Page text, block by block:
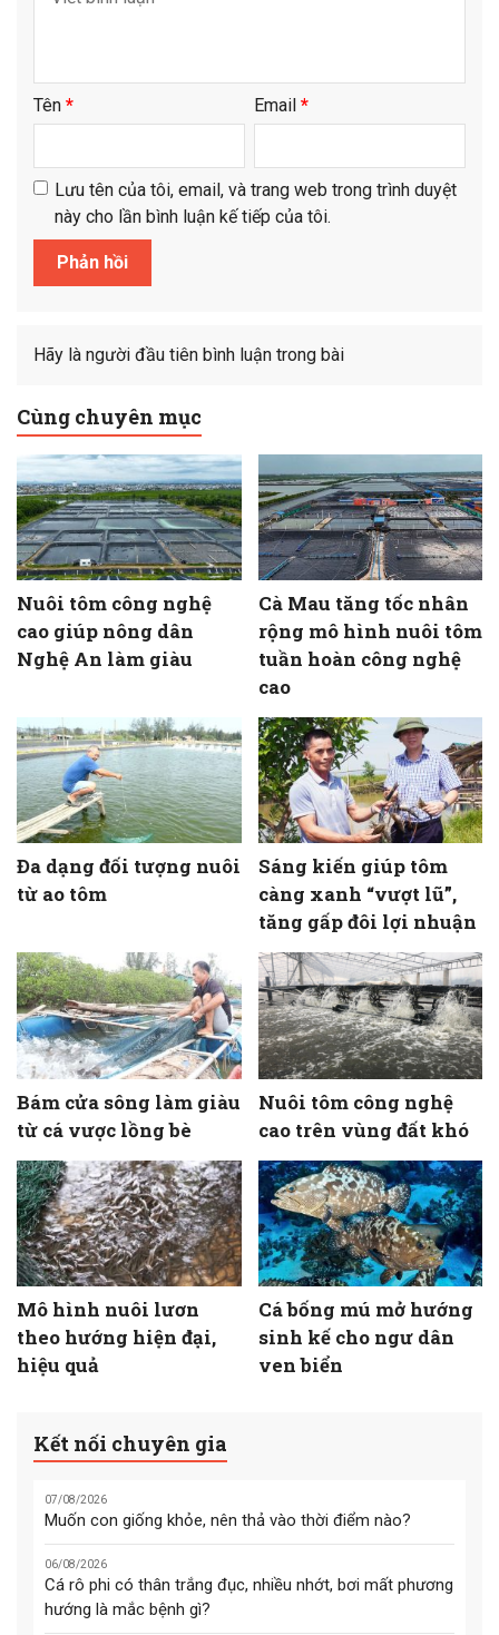
Tên * Email *
Lưu tên của tôi, email, và trang web trong trình duyệt
này cho lần bình luận kế tiếp của tôi.
Hãy là người đầu tiên bình luận trong bài
Cùng chuyên mục
Nuôi tôm công nghệ
cao giúp nông dân
Nghệ An làm giàu
Cà Mau tăng tốc nhân
rộng mô hình nuôi tôm
tuần hoàn công nghệ
cao
Đa dạng đối tượng nuôi
từ ao tôm
Sáng kiến giúp tôm
càng xanh “vượt lũ”,
tăng gấp đôi lợi nhuận
Bám cửa sông làm giàu
từ cá vược lồng bè
Nuôi tôm công nghệ
cao trên vùng đất khó
Mô hình nuôi lươn
theo hướng hiện đại,
hiệu quả
Cá bống mú mở hướng
sinh kế cho ngư dân
ven biển
Kết nối chuyên gia
07/08/2026
Muốn con giống khỏe, nên thả vào thời điểm nào?
06/08/2026
Cá rô phi có thân trắng đục, nhiều nhớt, bơi mất phương
hướng là mắc bệnh gì?